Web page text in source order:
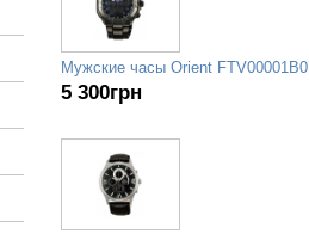
Мужские часы Orient FTV00001B0
5 300грн